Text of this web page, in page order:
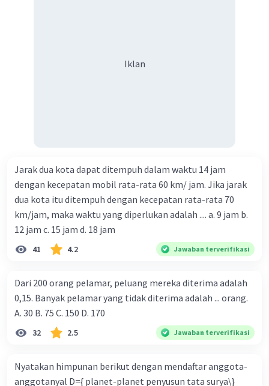
Iklan
Jarak dua kota dapat ditempuh dalam waktu 14 jam
dengan kecepatan mobil rata-rata 60 km/ jam. Jika jarak
dua kota itu ditempuh dengan kecepatan rata-rata 70
km/jam, maka waktu yang diperlukan adalah .... a. 9 jam b.
12 jam c. 15 jam d. 18 jam
41 4.2 Jawaban terverifikasi
Dari 200 orang pelamar, peluang mereka diterima adalah
0,15. Banyak pelamar yang tidak diterima adalah ... orang.
A. 30 B. 75 C. 150 D. 170
32 2.5 Jawaban terverifikasi
Nyatakan himpunan berikut dengan mendaftar anggota-
anggotanyal D={ planet-planet penyusun tata surya\}